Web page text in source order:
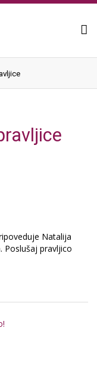
Natalija
Poslušaj pravljico